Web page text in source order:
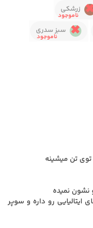
زرشکی
سبز سدری
تن میشینه
نشون نمیده
ایتالیایی رو داره و سوپر